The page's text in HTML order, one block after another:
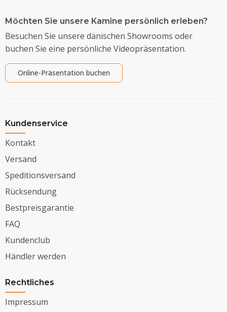
Möchten Sie unsere Kamine persönlich erleben?
Besuchen Sie unsere dänischen Showrooms oder
buchen Sie eine persönliche Videopräsentation.
Online-Präsentation buchen
Kundenservice
Kontakt
Versand
Speditionsversand
Rücksendung
Bestpreisgarantie
FAQ
Kundenclub
Händler werden
Rechtliches
Impressum